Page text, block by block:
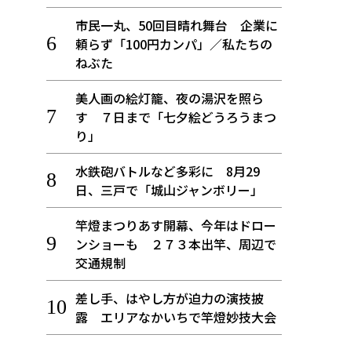
市民一丸、50回目晴れ舞台 企業に
頼らず「100円カンパ」／私たちの
ねぶた
美人画の絵灯籠、夜の湯沢を照ら
す ７日まで「七夕絵どうろうまつ
り」
水鉄砲バトルなど多彩に 8月29
日、三戸で「城山ジャンボリー」
竿燈まつりあす開幕、今年はドロー
ンショーも ２７３本出竿、周辺で
交通規制
差し手、はやし方が迫力の演技披
露 エリアなかいちで竿燈妙技大会